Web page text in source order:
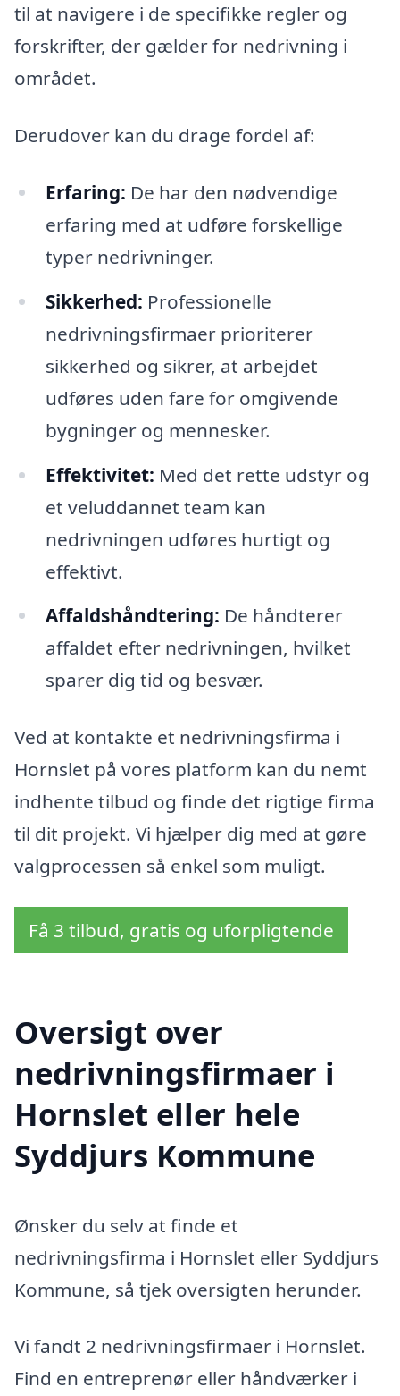
til at navigere i de specifikke regler og
forskrifter, der gælder for nedrivning i
området.
Derudover kan du drage fordel af:
Erfaring: De har den nødvendige
erfaring med at udføre forskellige
typer nedrivninger.
Sikkerhed: Professionelle
nedrivningsfirmaer prioriterer
sikkerhed og sikrer, at arbejdet
udføres uden fare for omgivende
bygninger og mennesker.
Effektivitet: Med det rette udstyr og
et veluddannet team kan
nedrivningen udføres hurtigt og
effektivt.
Affaldshåndtering: De håndterer
affaldet efter nedrivningen, hvilket
sparer dig tid og besvær.
Ved at kontakte et nedrivningsfirma i
Hornslet på vores platform kan du nemt
indhente tilbud og finde det rigtige firma
til dit projekt. Vi hjælper dig med at gøre
valgprocessen så enkel som muligt.
Få 3 tilbud, gratis og uforpligtende
Oversigt over
nedrivningsfirmaer i
Hornslet eller hele
Syddjurs Kommune
Ønsker du selv at finde et
nedrivningsfirma i Hornslet eller Syddjurs
Kommune, så tjek oversigten herunder.
Vi fandt 2 nedrivningsfirmaer i Hornslet.
Find en entreprenør eller håndværker i